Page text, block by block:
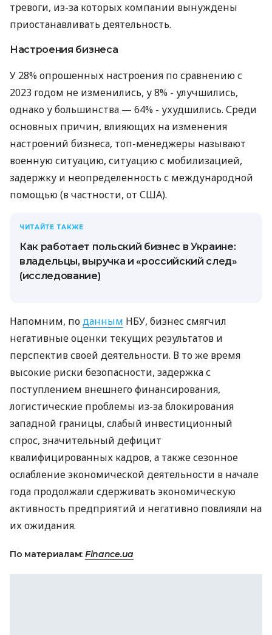
тревоги, из-за которых компании вынуждены
приостанавливать деятельность.
Настроения бизнеса
У 28% опрошенных настроения по сравнению с
2023 годом не изменились, у 8% - улучшились,
однако у большинства — 64% - ухудшились. Среди
основных причин, влияющих на изменения
настроений бизнеса, топ-менеджеры называют
военную ситуацию, ситуацию с мобилизацией,
задержку и неопределенность с международной
помощью (в частности, от США).
ЧИТАЙТЕ ТАКЖЕ
Как работает польский бизнес в Украине:
владельцы, выручка и «российский след»
(исследование)
Напомним, поданным НБУ, бизнес смягчил
негативные оценки текущих результатов и
перспектив своей деятельности. В то же время
высокие риски безопасности, задержка с
поступлением внешнего финансирования,
логистические проблемы из-за блокирования
западной границы, слабый инвестиционный
спрос, значительный дефицит
квалифицированных кадров, а также сезонное
ослабление экономической деятельности в начале
года продолжали сдерживать экономическую
активность предприятий и негативно повлияли на
их ожидания.
По материалам: Finance.ua